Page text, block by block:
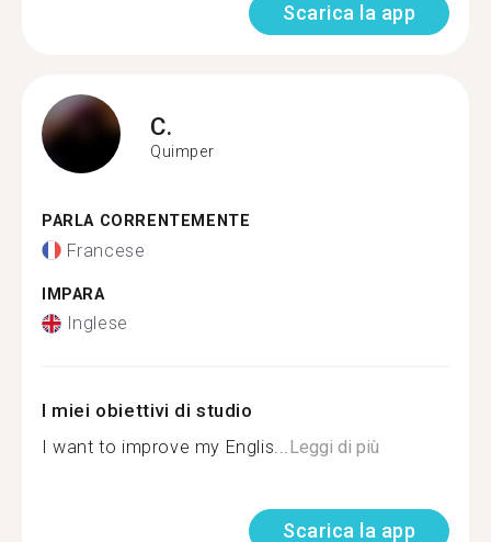
Scarica la app
C.
Quimper
PARLA CORRENTEMENTE
Francese
IMPARA
Inglese
I miei obiettivi di studio
I want to improve my Englis...Leggi di più
Scarica la app